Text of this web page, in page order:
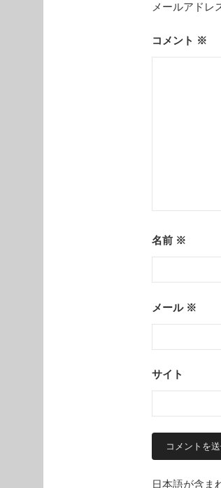
ー
シ
ョ
メールアドレ
コメント ※
名前 ※
メール ※
サイト
日本語が含ま